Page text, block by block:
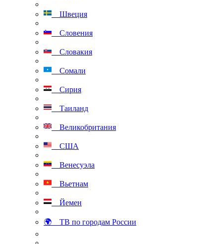
Швеция
Словения
Словакия
Сомали
Сирия
Таиланд
Великобритания
США
Венесуэла
Вьетнам
Йемен
🌍 ТВ по городам России